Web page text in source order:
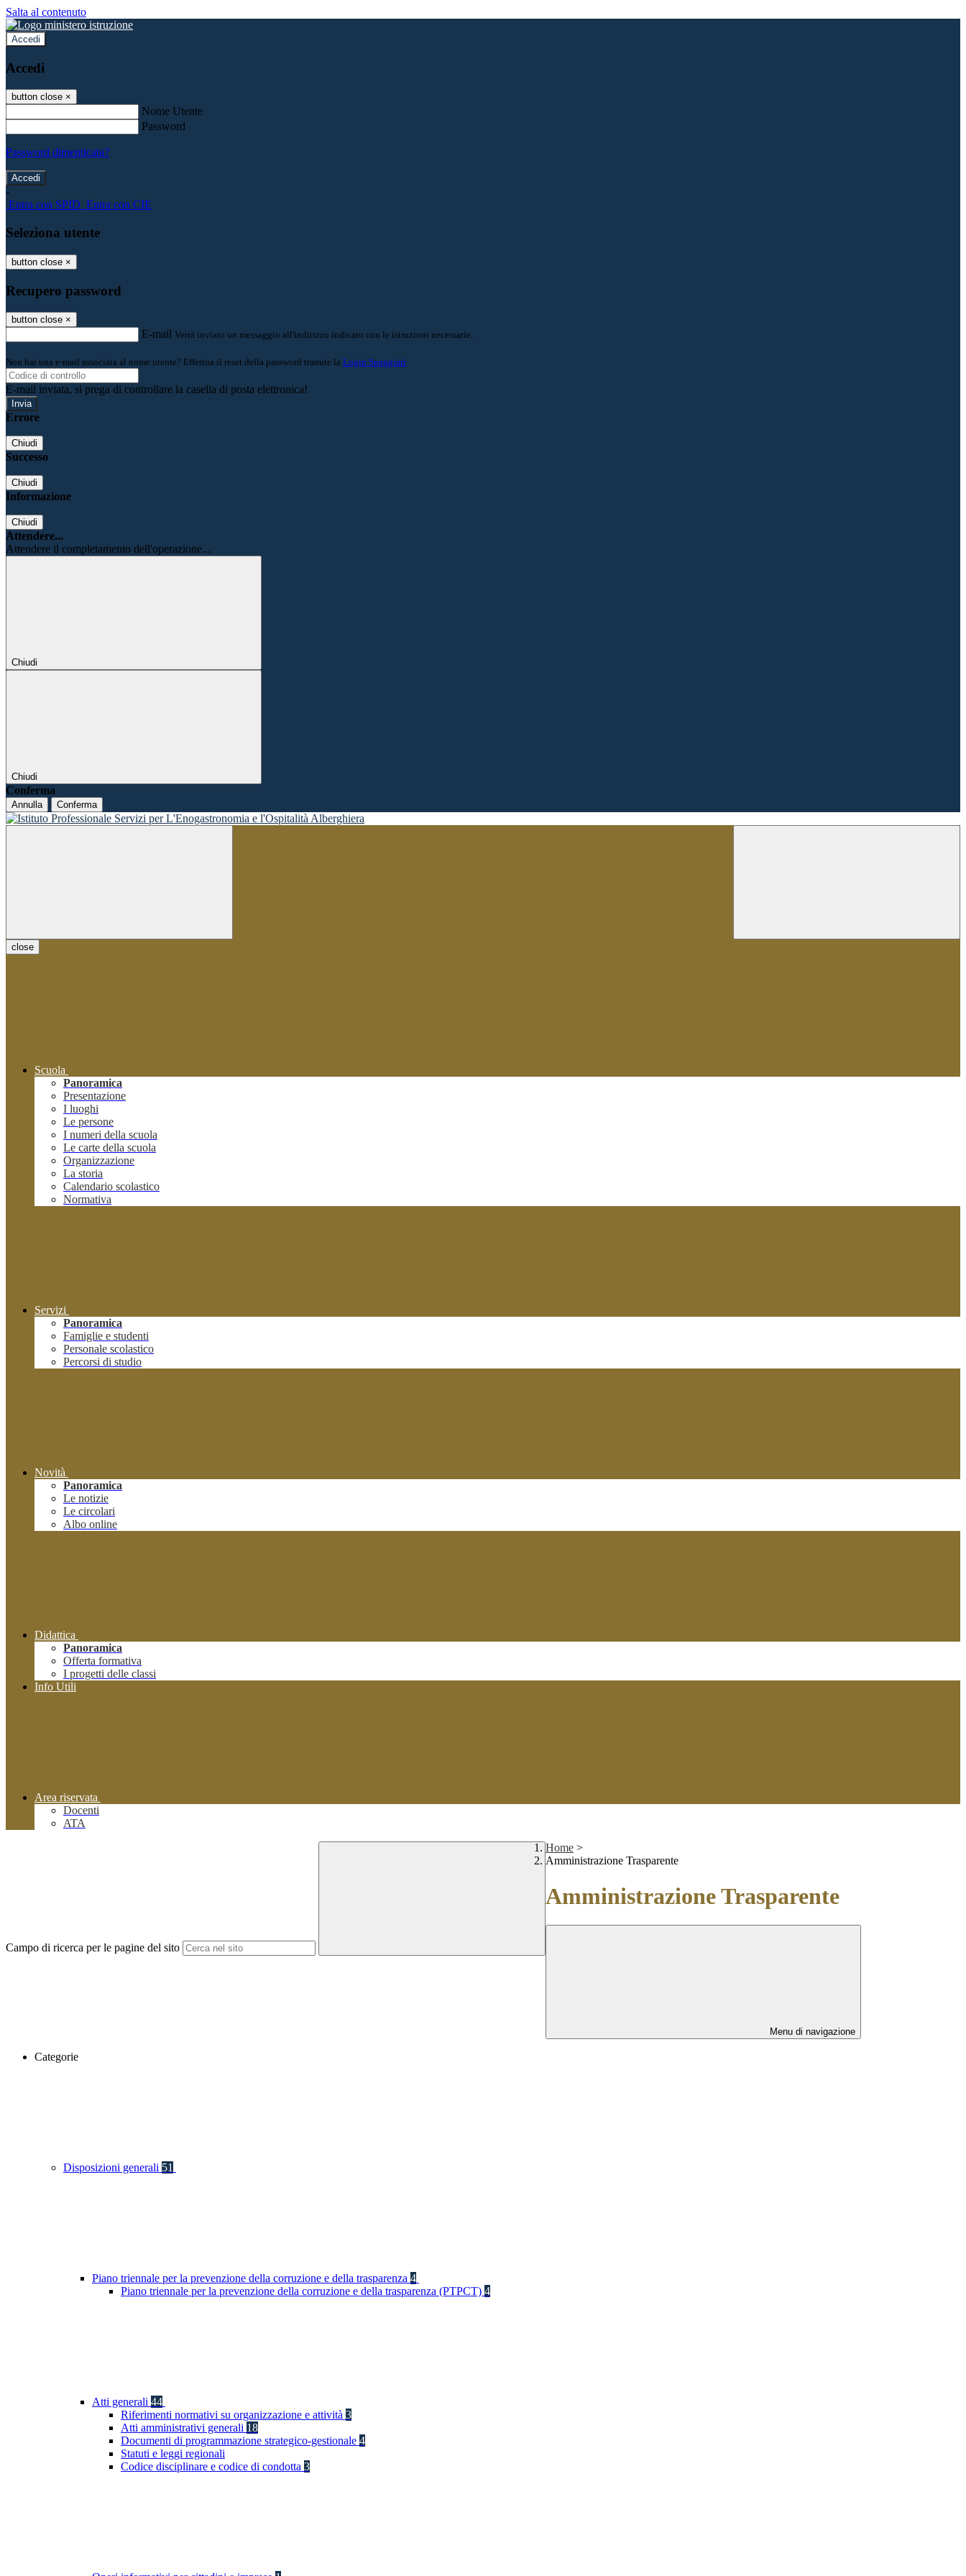
Salta al contenuto
Accedi
Accedi
button close ×
Nome Utente
Password
Password dimenticata?
-
Entra con SPID Entra con CIE
Seleziona utente
button close ×
Recupero password
button close ×
E-mail Verrà inviato un messaggio all'indirizzo indicato con le istruzioni necessarie.
Non hai una e-mail associata al nome utente? Effettua il reset della password tramite la Login Spaggiari
E-mail inviata, si prega di controllare la casella di posta elettronica!
Errore
Chiudi
Successo
Chiudi
Informazione
Chiudi
Attendere...
Attendere il completamento dell'operazione...
Chiudi
Chiudi
Conferma
Annulla Conferma
close
Scuola
Panoramica
Presentazione
I luoghi
Le persone
I numeri della scuola
Le carte della scuola
Organizzazione
La storia
Calendario scolastico
Normativa
Servizi
Panoramica
Famiglie e studenti
Personale scolastico
Percorsi di studio
Novità
Panoramica
Le notizie
Le circolari
Albo online
Didattica
Panoramica
Offerta formativa
I progetti delle classi
Info Utili
Area riservata
Docenti
ATA
Campo di ricerca per le pagine del sito
Home >
Amministrazione Trasparente
Amministrazione Trasparente
Menu di navigazione
Categorie
Disposizioni generali 51
Piano triennale per la prevenzione della corruzione e della trasparenza 4
Piano triennale per la prevenzione della corruzione e della trasparenza (PTPCT) 4
Atti generali 44
Riferimenti normativi su organizzazione e attività 3
Atti amministrativi generali 18
Documenti di programmazione strategico-gestionale 4
Statuti e leggi regionali
Codice disciplinare e codice di condotta 3